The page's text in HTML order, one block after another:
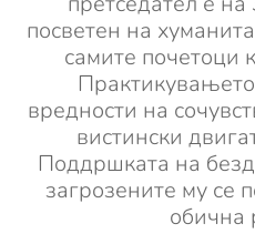
посветен на
самите почетоци
вредности на
вистински
Поддршката на
загрозените му се
обична